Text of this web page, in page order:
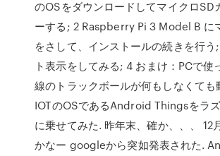
のOSをダウンロードしてマイクロSD
ーする; 2 Raspberry Pi 3 Model B に
をさして、インストールの続きを行
ト表示をしてみる; 4 おまけ：PCで使
線のトラックボールが何もしなくても
IOTのOSであるAndroid Thingsをラ
に乗せてみた. 昨年末、確か、、、 12
かなー googleから突如発表された.